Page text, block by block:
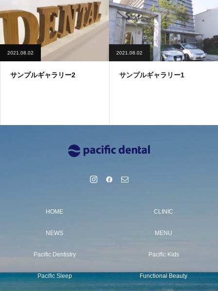
2021.08.02
サンプルギャラリー2
2021.08.02
サンプルギャラリー1
HOME CLINIC
NEWS MENU
Pacific Dentistry Pacific Kids
Pacific Sleep Functional Beauty